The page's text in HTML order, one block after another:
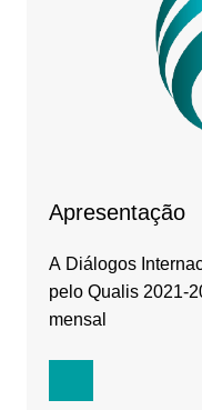
Apresentação
A Diálogos
pelo Qualis 2021-
mensal